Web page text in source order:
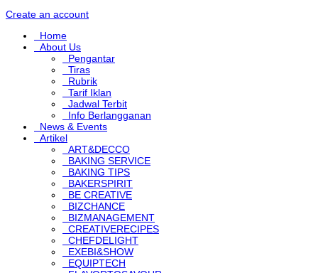
Create an account
Home
About Us
Pengantar
Tiras
Rubrik
Tarif Iklan
Jadwal Terbit
Info Berlangganan
News & Events
Artikel
ART&DECCO
BAKING SERVICE
BAKING TIPS
BAKERSPIRIT
BE CREATIVE
BIZCHANCE
BIZMANAGEMENT
CREATIVERECIPES
CHEFDELIGHT
EXEBI&SHOW
EQUIPTECH